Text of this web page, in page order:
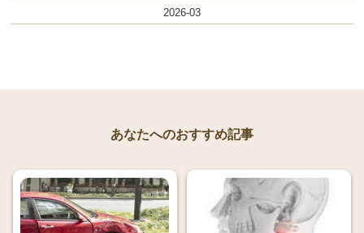
2026-03
あなたへのおすすめ記事